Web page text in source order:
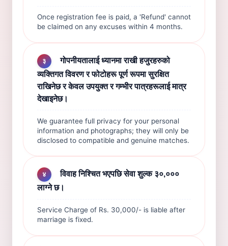
Once registration fee is paid, a 'Refund' cannot
be claimed on any excuses within 4 months.
३
गोपनीयतालाई ध्यानमा राखी हजुरहरुको
व्यक्तिगत विवरण र फोटोहरू पूर्ण रूपमा सुरक्षित
राखिनेछ र केवल उपयुक्त र गम्भीर पात्रहरूलाई मात्र
देखाइनेछ।
We guarantee full privacy for your personal
information and photographs; they will only be
disclosed to compatible and genuine matches.
४
विवाह निश्चित भएपछि सेवा शुल्क ३०,०००
लाग्ने छ।
Service Charge of Rs. 30,000/- is liable after
marriage is fixed.